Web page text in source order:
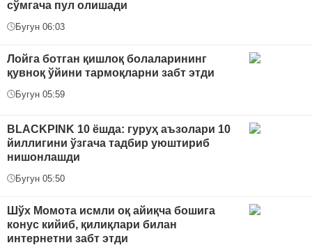
сўмгача пул олишади
Бугун 06:03
Лойга ботган қишлоқ болаларининг
қувноқ ўйини тармоқларни забт этди
Бугун 05:59
BLACKPINK 10 ёшда: гуруҳ аъзолари 10
йиллигини ўзгача тадбир уюштириб
нишонлашди
Бугун 05:50
Шўх Момота исмли оқ айиқча бошига
конус кийиб, қилиқлари билан
интернетни забт этди